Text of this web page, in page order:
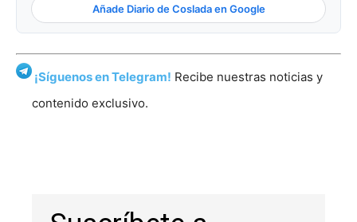
Añade Diario de Coslada en Google
¡Síguenos en Telegram! Recibe nuestras noticias y
contenido exclusivo.